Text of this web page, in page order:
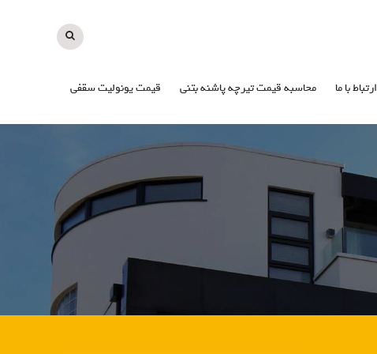
ارتباط با ما محاسبه قیمت تیرچه پاشنه بتنی قیمت یونولیت سقفی